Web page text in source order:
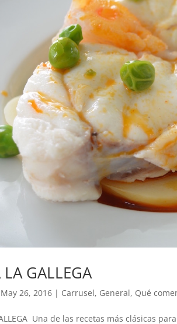
LA GALLEGA
May 26, 2016 | Carrusel, General, Qué
Una de las recetas más clásicas